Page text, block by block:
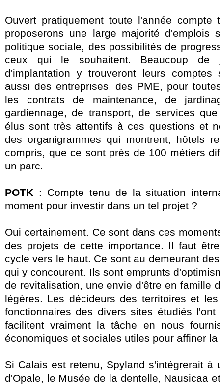
Ouvert pratiquement toute l'année compte
proposerons une large majorité d'emplois
politique sociale, des possibilités de
ceux qui le souhaitent. Beaucoup de
d'implantation y trouveront leurs
aussi des entreprises, des PME, pour
les contrats de maintenance, de
gardiennage, de transport, de services
élus sont très attentifs à ces questions et
des organigrammes qui montrent, hôtels
compris, que ce sont près de 100 métiers
un parc.
POTK : Compte tenu de la situation
moment pour investir dans un tel projet ?
Oui certainement. Ce sont dans ces
des projets de cette importance. Il faut
cycle vers le haut. Ce sont au demeurant
qui y concourent. Ils sont emprunts
de revitalisation, une envie d'être en famille
légères. Les décideurs des territoires et
fonctionnaires des divers sites étudiés
facilitent vraiment la tâche en nous
économiques et sociales utiles pour affiner
Si Calais est retenu, Spyland s'intégrerait à
d'Opale, le Musée de la dentelle, Nausicaa